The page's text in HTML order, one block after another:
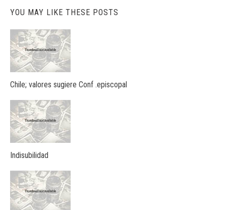
YOU MAY LIKE THESE POSTS
Chile; valores sugiere Conf .episcopal
Indisubilidad